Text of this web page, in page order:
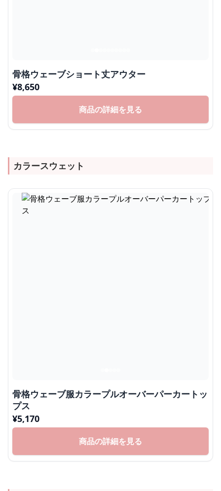
骨格ウェーブショート丈アウター
¥8,650
商品の詳細を見る
カラースウェット
骨格ウェーブ服カラープルオーバーパーカートッ
プス
¥5,170
商品の詳細を見る